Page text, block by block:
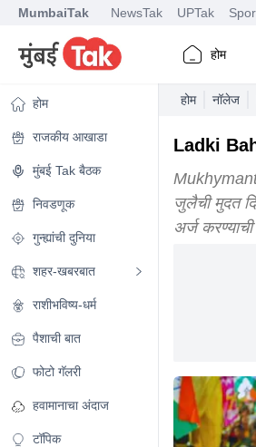
MumbaiTak NewsTak UPTak
होम
होम
राजकीय आखाडा
मुंबई Tak बैठक
निवडणूक
गुन्ह्यांची दुनिया
शहर-खबरबात
राशीभविष्य-धर्म
पैशाची बात
फोटो गॅलरी
हवामानाचा अंदाज
टॉपिक
होम नॉलेज
Ladki
जुलैची मुदत
अर्ज